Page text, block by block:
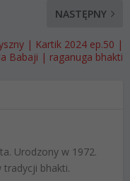
NASTĘPNY
| Kartik 2024 ep.50 |
Babaji | raganuga bhakti
Urodzony w 1972.
bhakti.